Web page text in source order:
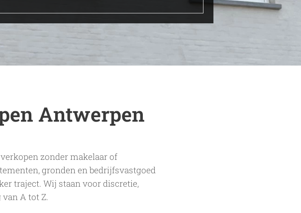
Antwerpen
zonder makelaar of
gronden en bedrijfsvastgoed
traject. Wij staan voor discretie,
A tot Z.